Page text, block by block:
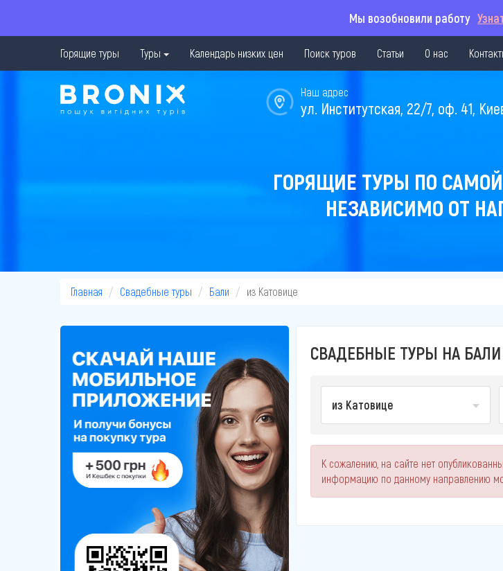
Мы возобновили работу
Горящие туры Туры Календарь низких цен Поиск туров Статьи О нас
Наш адрес
ул. Институтская, 22/7, оф. 41,
ГОРЯЩИЕ ТУРЫ ПО
НЕЗАВИСИМО ОТ
Главная Свадебные туры Бали из Катовице
СВАДЕБНЫЕ ТУРЫ НА
из Катовице
К сожалению, на сайте нет
информацию по данному направлению